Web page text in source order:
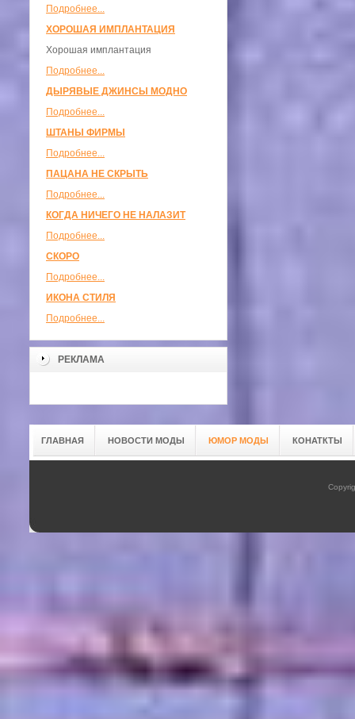
Подробнее...
ХОРОШАЯ ИМПЛАНТАЦИЯ
Хорошая имплантация
Подробнее...
ДЫРЯВЫЕ ДЖИНСЫ МОДНО
Подробнее...
ШТАНЫ ФИРМЫ
Подробнее...
ПАЦАНА НЕ СКРЫТЬ
Подробнее...
КОГДА НИЧЕГО НЕ НАЛАЗИТ
Подробнее...
СКОРО
Подробнее...
ИКОНА СТИЛЯ
Подробнее...
РЕКЛАМА
ГЛАВНАЯ НОВОСТИ МОДЫ ЮМОР МОДЫ КОНАТКТЫ